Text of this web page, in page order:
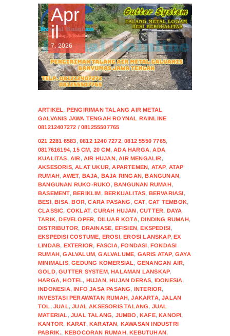
Apr
il
7, 2026
ARTIKEL, PENGIRIMAN TALANG AIR METAL
GALVANIS JAWA TENGAH ROYNAL RAINLINE
081212407272 / 081255507765
021 2281 6583,0812 1240 7272,0812 5550 7765,
0817616194,15 CM, 20 CM,ADA HARGA,ADA
KUALITAS,AIR,AIR HUJAN,AIR MENGALIR,
AKSESORIS,ALAT UKUR,APARTEMEN, ATAP, ATAP
RUMAH,AWET, BAJA, BAJA RINGAN,BANGUNAN,
BANGUNAN RUKO-RUKO ,BANGUNAN RUMAH,
BASEMENT,BERIKLIM,BERKUALITAS, BERVARIASI,
BESI,BISA,BOR,CARA PASANG ,CAT,CAT TEMBOK,
CLASSIC, COKLAT,CURAH HUJAN,CUTTER, DAYA
TARIK,DEVELOPER, DILUAR KOTA,DINDING RUMAH,
DISTRIBUTOR, DRAINASE, EFISIEN,EKSPEDISI,
EKSPEDISI COSTUME, EROSI,EROSI LANSKAP,EX
LINDAB, EXTERIOR, FASCIA,FONDASI,FONDASI
RUMAH,GALVALUM,GALVALUME, GARIS ATAP,GAYA
MINIMALIS,GEDUNG KOMERSIAL, GENANGAN AIR,
GOLD,GUTTER SYSTEM,HALAMAN LANSKAP,
HARGA,HOTEL, HUJAN,HUJAN DERAS, IDONESIA,
INDONESIA,INFO JASA PASANG, INTERIOR,
INVESTASI PERAWATAN RUMAH,JAKARTA,JALAN
TOL ,JUAL,JUAL AKSESORIS TALANG, JUAL
MATERIAL ,JUAL TALANG, JUMBO ,KAFE,KANOPI,
KANTOR, KARAT,KARATAN, KAWASAN INDUSTRI
PABRIK., KEBOCORAN RUMAH,KEBUTUHAN,